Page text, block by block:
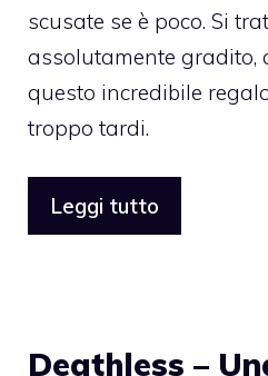
scusate se è poco. Si
assolutamente gradito,
questo incredibile
troppo tardi.
Leggi tutto
Deathless –